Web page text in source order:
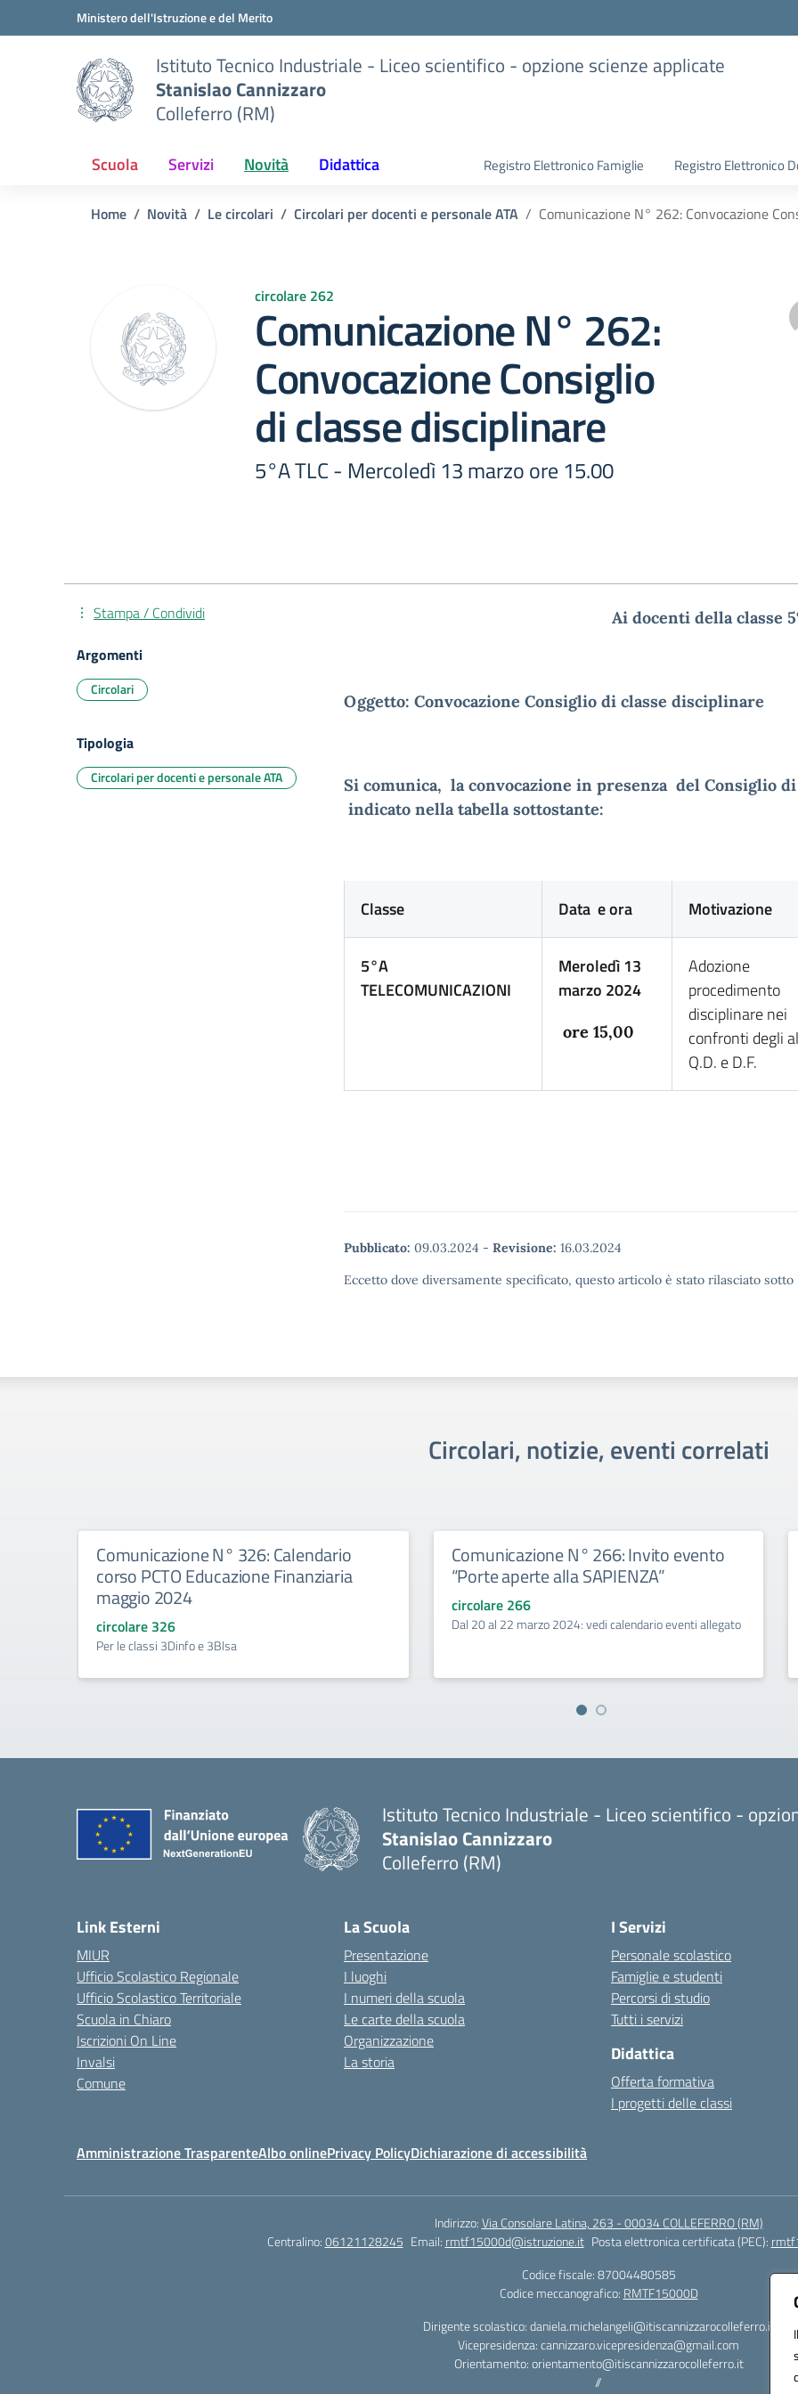
Vai ai contenuti
Vai al menu di navigazioneMinistero dell'Istruzione e del Merito
Istituto Tecnico Industriale - Liceo scientifico - opzione scienze applicate
Stanislao Cannizzaro
Colleferro (RM)
Scuola Servizi Novità Didattica Registro Elettronico Famiglie Registro Elettronico
Home Novità Le circolari Circolari per docenti e personale ATA Comunicazione N° 262: Convocazione
circolare 262
Comunicazione N° 262:
Convocazione Consiglio
di classe disciplinare
5°A TLC - Mercoledì 13 marzo ore 15.00
Ai docenti della classe
Oggetto: Convocazione Consiglio di classe disciplinare
Si comunica, la convocazione in presenza del Consiglio di
indicato nella tabella sottostante:
Classe Data e ora Motivazione
5°A
TELECOMUNICAZIONI
Meroledì 13
marzo 2024
ore 15,00
Adozione
procedimento
disciplinare nei
confronti degli
Q.D. e D.F.
Pubblicato: 09.03.2024 - Revisione: 16.03.2024
Eccetto dove diversamente specificato, questo articolo è stato rilasciato
Stampa / Condividi
Argomenti
Circolari
Tipologia
Circolari per docenti e personale ATA
Circolari, notizie, eventi correlati
Comunicazione N° 326: Calendario
corso PCTO Educazione Finanziaria
maggio 2024
circolare 326
Per le classi 3Dinfo e 3Blsa
Comunicazione N° 266: Invito evento
“Porte aperte alla SAPIENZA”
circolare 266
Dal 20 al 22 marzo 2024: vedi calendario eventi allegato
Istituto Tecnico Industriale - Liceo scientifico -
Stanislao Cannizzaro
Colleferro (RM)
Link Esterni
MIUR
Ufficio Scolastico Regionale
Ufficio Scolastico Territoriale
Scuola in Chiaro
Iscrizioni On Line
Invalsi
Comune
La Scuola
Presentazione
I luoghi
I numeri della scuola
Le carte della scuola
Organizzazione
La storia
I Servizi
Personale scolastico
Famiglie e studenti
Percorsi di studio
Tutti i servizi
Didattica
Offerta formativa
I progetti delle classi
Amministrazione TrasparenteAlbo onlinePrivacy PolicyDichiarazione di accessibilità
Indirizzo:Via Consolare Latina, 263 - 00034 COLLEFERRO (RM)
Centralino:06121128245 Email: rmtf15000d@istruzione.it Posta elettronica certificata (PEC):
Codice fiscale: 87004480585
Codice meccanografico: RMTF15000D
Dirigente scolastico: daniela.michelangeli@itiscannizzarocolleferro.it
Vicepresidenza: cannizzaro.vicepresidenza@gmail.com
Orientamento: orientamento@itiscannizzarocolleferro.it
//